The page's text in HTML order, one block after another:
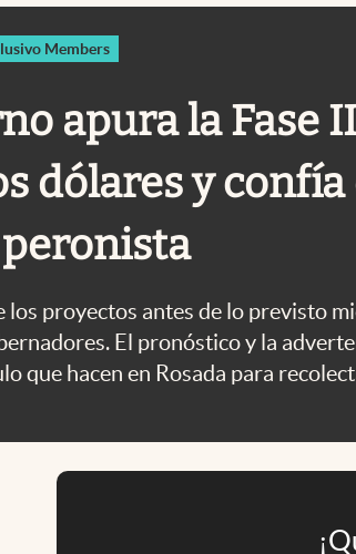
Members
apura la Fase
dólares y confía
los proyectos antes de lo previsto
El pronóstico y la
que hacen en Rosada para